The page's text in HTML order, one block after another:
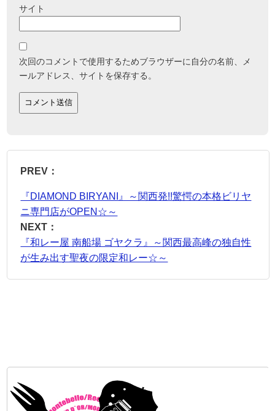
サイト
次回のコメントで使用するためブラウザーに自分の名前、メ
ールアドレス、サイトを保存する。
PREV：
『DIAMOND BIRYANI』～関西発!!驚愕の本格ビリヤ
ニ専門店がOPEN☆～
NEXT：
『和レー屋 南船場 ゴヤクラ』～関西最高峰の独自性
が生み出す聖夜の限定和レー☆～